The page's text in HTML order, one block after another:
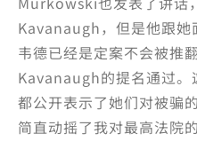
Kavanaugh，但是他跟她
韦德已经是定案不会被推
Kavanaugh的提名通过。
都公开表示了她们对被
简直动摇了我对最高法院